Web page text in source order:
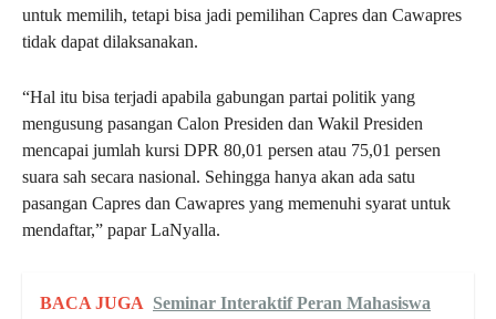
untuk memilih, tetapi bisa jadi pemilihan Capres dan Cawapres
tidak dapat dilaksanakan.
“Hal itu bisa terjadi apabila gabungan partai politik yang
mengusung pasangan Calon Presiden dan Wakil Presiden
mencapai jumlah kursi DPR 80,01 persen atau 75,01 persen
suara sah secara nasional. Sehingga hanya akan ada satu
pasangan Capres dan Cawapres yang memenuhi syarat untuk
mendaftar,” papar LaNyalla.
BACA JUGA Seminar Interaktif Peran Mahasiswa